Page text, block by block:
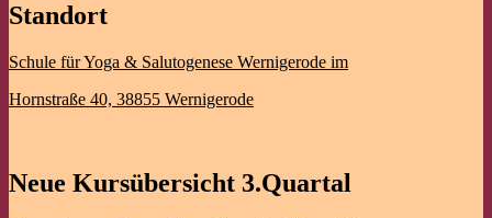
Standort
Schule für Yoga & Salutogenese Wernigerode im
Hornstraße 40, 38855 Wernigerode
Neue Kursübersicht 3.Quartal